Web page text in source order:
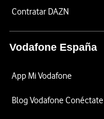
Contratar DAZN
Vodafone España
App Mi Vodafone
Blog Vodafone Conéctate